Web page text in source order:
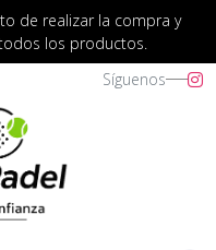
de realizar la compra y
los productos.
Síguenos